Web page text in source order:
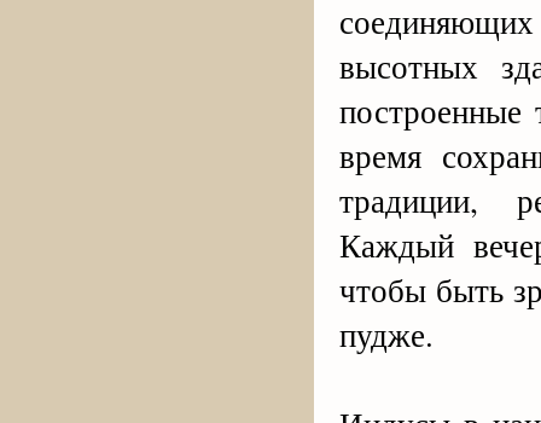
высотных
построенные
время
традиции,
Каждый
чтобы быть
пудже.